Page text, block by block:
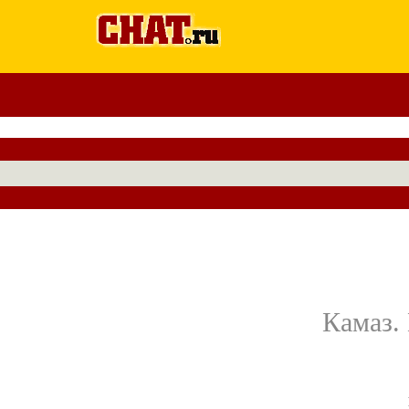
Камаз.